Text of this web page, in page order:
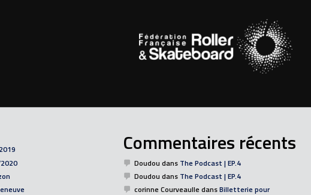
Commentaires récents
Doudou dans The Podcast | EP.4
Doudou dans The Podcast | EP.4
corinne CourveaulledansBilletterie pour